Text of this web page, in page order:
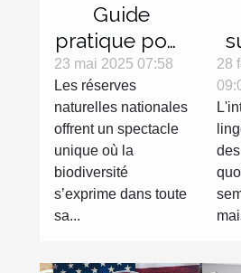
Guide
pratique pour
explorer les
réserves
naturelles
nationales
23 mai 2025 07:58
Les réserves
naturelles nationales
offrent un spectacle
unique où la
biodiversité
s’exprime dans toute
sa...
28